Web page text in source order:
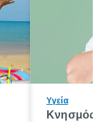
Υγεία
Κνησμός: